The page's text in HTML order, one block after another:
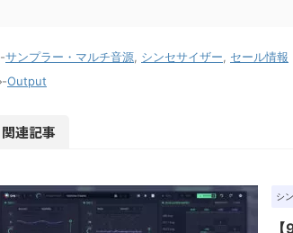
-サンプラー・マルチ音源 シンセサイザー
セール情報
-Output
関連記事
シ